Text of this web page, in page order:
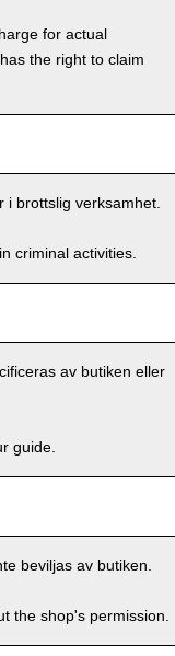
for actual
the right to claim
brottslig verksamhet.
criminal activities.
av butiken eller
guide.
beviljas av butiken.
the shop's permission.